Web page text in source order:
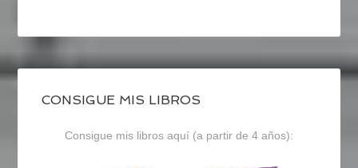
CONSIGUE MIS LIBROS
Consigue mis libros aquí (a partir de 4 años):